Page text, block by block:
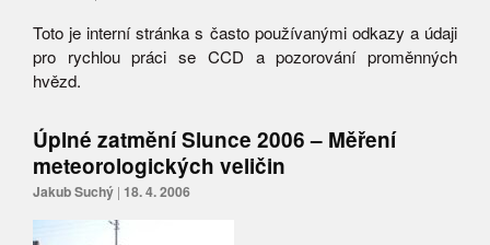
Toto je interní stránka s často používanými odkazy a údaji
pro rychlou práci se CCD a pozorování proměnných
hvězd.
Úplné zatmění Slunce 2006 – Měření
meteorologických veličin
Jakub Suchý | 18. 4. 2006